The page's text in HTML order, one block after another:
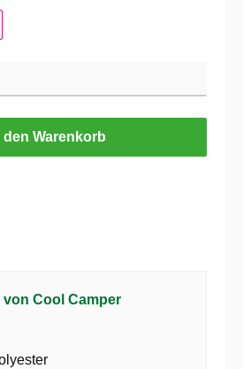
den Warenkorb
Cool Camper